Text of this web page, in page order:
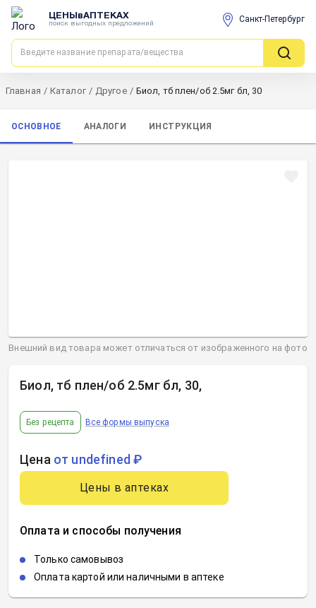
ЦЕНЫвАПТЕКАХ
поиск выгодных предложений Санкт-Петербург
Главная / Каталог / Другое / Биол, тб плен/об 2.5мг бл, 30
ОСНОВНОЕ АНАЛОГИ ИНСТРУКЦИЯ
Биол, тб плен/об 2.5мг бл, 30,
Без рецепта Все формы выпуска
Цена от undefined ₽
Цены в аптеках
Оплата и способы получения
Только самовывоз
Оплата картой или наличными в аптеке
Внешний вид товара может отличаться от изображенного на фото